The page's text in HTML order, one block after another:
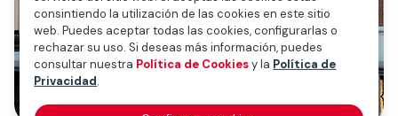
consintiendo la utilización de las cookies en este sitio
web. Puedes aceptar todas las cookies, configurarlas o
rechazar su uso. Si deseas más información, puedes
consultar nuestra Política de Cookiesy la Política de
Privacidad.